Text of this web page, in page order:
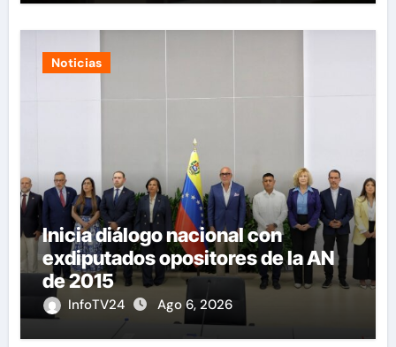
Noticias
Inicia diálogo nacional con
exdiputados opositores de la AN
de 2015
InfoTV24 Ago 6, 2026